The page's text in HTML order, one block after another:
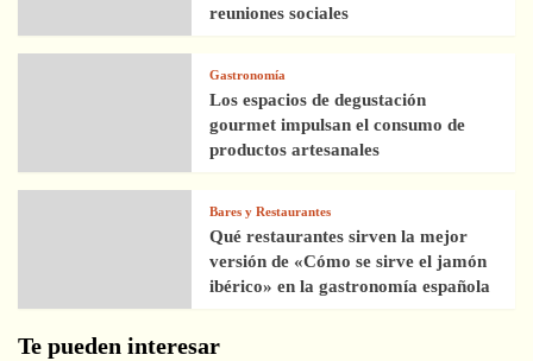
reuniones sociales
Gastronomía
Los espacios de degustación
gourmet impulsan el consumo de
productos artesanales
Bares y Restaurantes
Qué restaurantes sirven la mejor
versión de «Cómo se sirve el jamón
ibérico» en la gastronomía española
Te pueden interesar